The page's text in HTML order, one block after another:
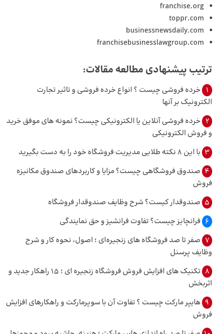
franchise.org
toppr.com
businessnewsdaily.com
franchisebusinesslawgroup.com
ترتیب پیشنهادی مطالعه مقالات:
1 خرده‌ فروشی چیست ؟ انواع خرده فروشی و تاثیر تجارت
الکترونیک بر آنها
2 خرده فروشی آنلاین یا الکترونیکی چیست؟ نمونه‌ های موفق خرید
و فروش الکترونیکی
3 با این 8 نکته طلایی مدیریت فروشگاه خود را به دست بگیرید
4 صندوق فروشگاهی چیست؟ مزایا و کاربرد‌های صندوق مکانیزه
فروش
5 صندوقدار کیست؟ شرح وظایف صندوقدار فروشگاه
6 فرانچایز چیست؟ تفاوت فرانشیز و حق نمایندگی
7 صفر تا صد فروشگاه های زنجیره‌ای ؛ اصول، نحوه کار و شرح
وظایف پرسنل
8
تکنیک‌ های افزایش فروش فروشگاه زنجیره‌ ای ؛ 15 راهکار جدید و
اثربخش
9 هایپر مارکت چیست ؟ تفاوت آن با سوپرمارکت و راهکارهای افزایش
فروش